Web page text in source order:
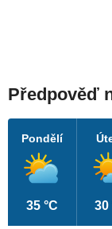
Předpověď
Pondělí
35 °C 30